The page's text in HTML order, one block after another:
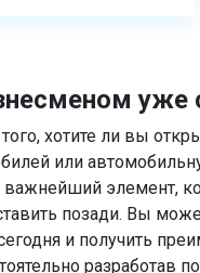
уже
хотите ли вы
или
важнейший элемент,
позади. Вы
и получить
разработав